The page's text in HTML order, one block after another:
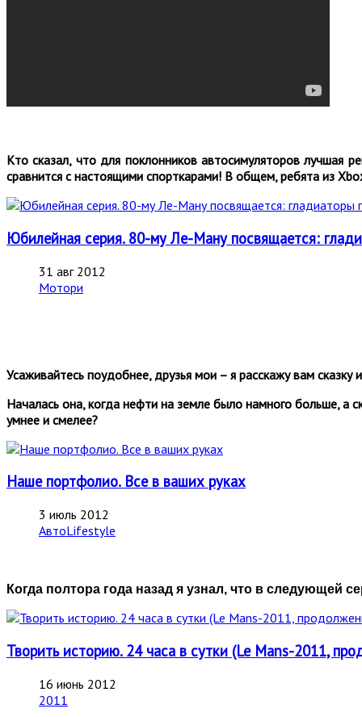
Кто сказал, что для поклонников автосимуляторов лучшая
сравнится с настоящими спорткарами! В общем, ребята из
Юбилейная серия. 80-му Ле-Ману посвящается:
31 авг 2012
Мотори
Усаживайтесь поудобнее, друзья мои – я расскажу вам
Началась она, когда нефти на земле было намного больше, а
умнее и смелее?
Наше портфолио. Все в ваших руках
3 июль 2012
АвтоLifestyle
Когда полтора года назад я узнал, что в следующей
Творить историю. 24 часа в сутки (Le Mans-2011,
16 июнь 2012
2011